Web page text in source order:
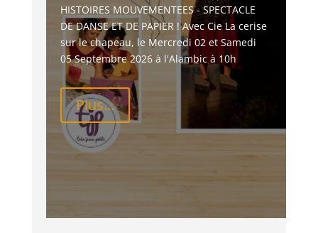
HISTOIRES MOUVEMENTEES - SPECTACLE
DE DANSE ET DE PAPIER ! Avec Cie La cerise
sur le chapeau, le Mercredi 02 et Samedi
05 Septembre 2026 à l'Alambic à 10h
Plus...